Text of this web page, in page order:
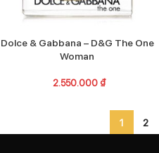
Dolce & Gabbana – D&G The One
Woman
2.550.000 ₫
1 2